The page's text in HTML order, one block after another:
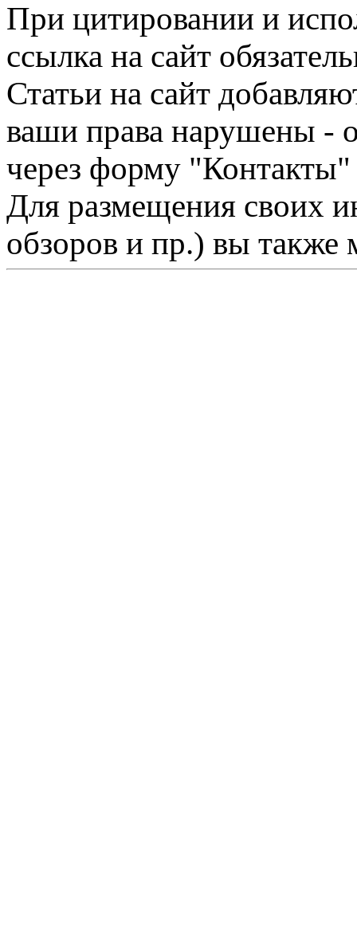
При цитировании и
ссылка на сайт
Статьи на сайт
ваши права нарушены -
через форму "Контакты"
Для размещения своих
обзоров и пр.) вы также